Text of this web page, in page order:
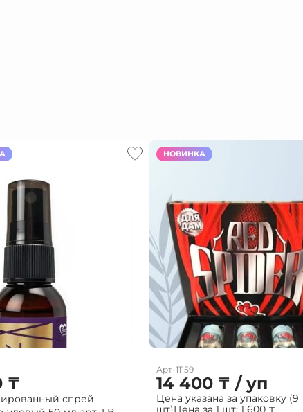
₸
спрей
НОВИНКА
Арт-11159
14 400 ₸ / уп
Цена указана за упаковку (9
шт)Цена за 1 шт: 1 600 ₸